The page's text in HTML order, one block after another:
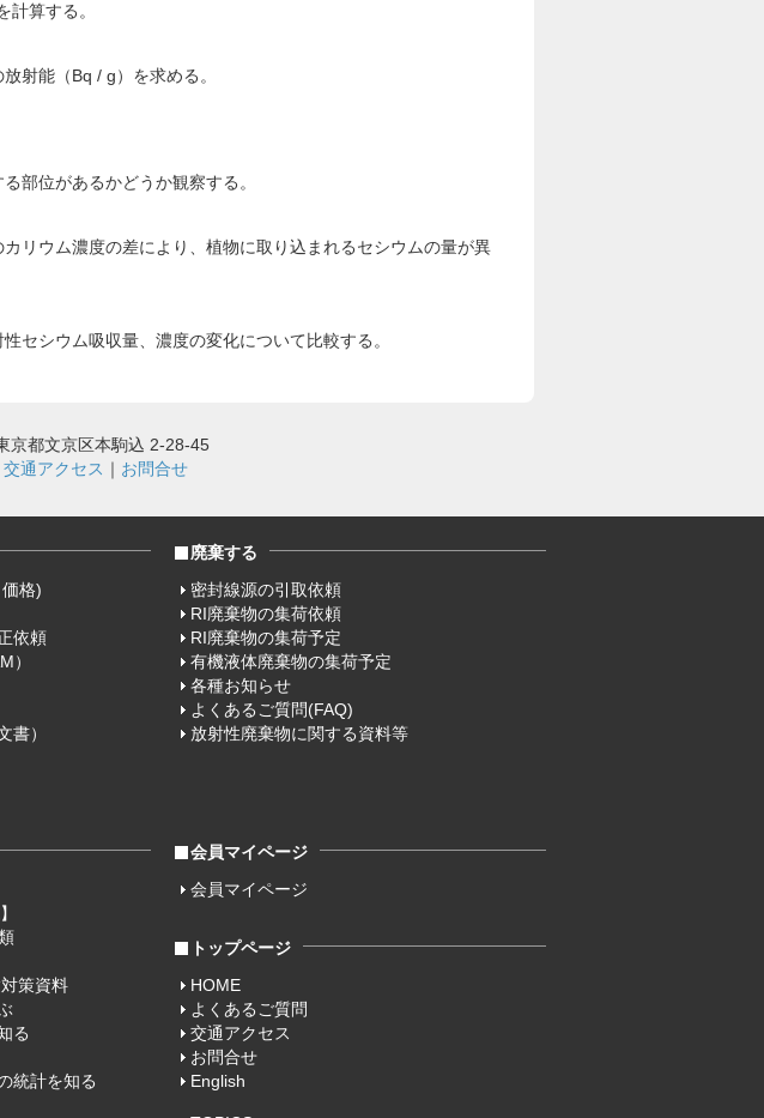
計算する。
射能（Bq / g）を求める。
部位があるかどうか観察する。
カリウム濃度の差により、植物に取り込まれるセシウムの量が異
セシウム吸収量、濃度の変化について比較する。
京都文京区本駒込 2-28-45
交通アクセス ｜ お問合せ
格)
依頼
）
書）
廃棄する
密封線源の引取依頼
RI廃棄物の集荷依頼
RI廃棄物の集荷予定
有機液体廃棄物の集荷予定
各種お知らせ
よくあるご質問(FAQ)
放射性廃棄物に関する資料等
策資料
る
統計を知る
会員マイページ
会員マイページ
トップページ
HOME
よくあるご質問
交通アクセス
お問合せ
English